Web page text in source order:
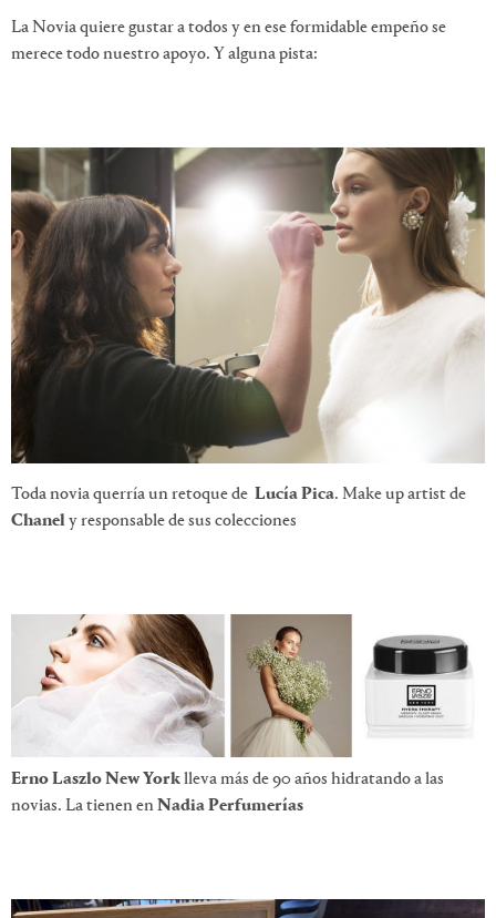
La Novia quiere gustar a todos y en ese formidable empeño se
merece todo nuestro apoyo. Y alguna pista:
Toda novia querría un retoque de Lucía Pica. Make up artist de
Chanely responsable de sus colecciones
Erno Laszlo New Yorklleva más de 90 años hidratando a las
novias. La tienen enNadia Perfumerías